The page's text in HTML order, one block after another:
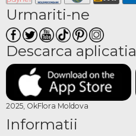
Urmariti-ne
Descarca aplicatia
2025, OkFlora Moldova
Informatii